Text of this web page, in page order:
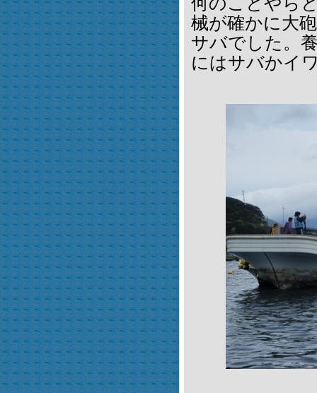
械が確かに大
サバでした。
にはサバかイ